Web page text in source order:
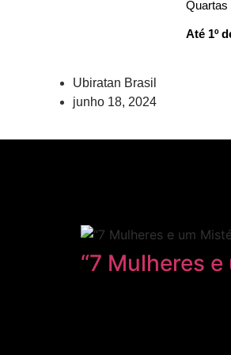
Quartas
Até 1º
Ubiratan Brasil
junho 18, 2024
“7 Mulheres